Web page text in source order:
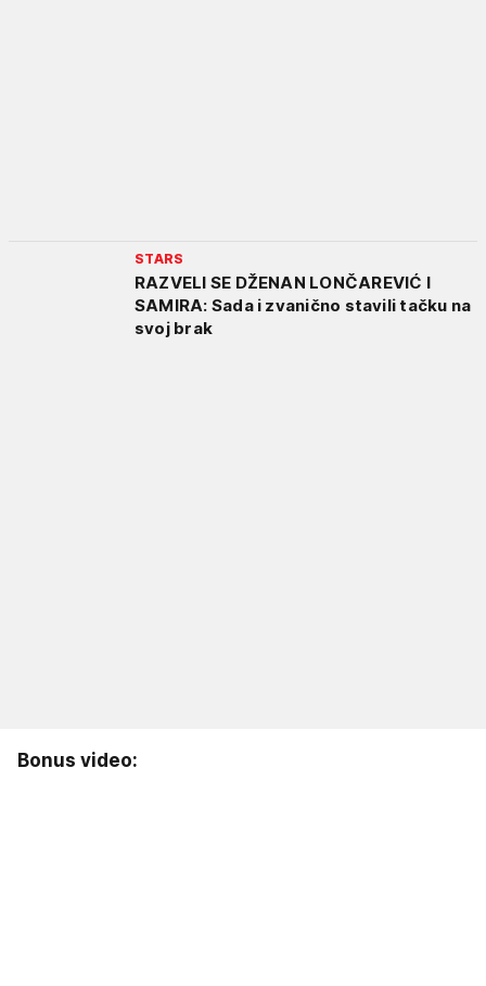
STARS
RAZVELI SE DŽENAN LONČAREVIĆ I
SAMIRA: Sada i zvanično stavili tačku na
svoj brak
Bonus video: